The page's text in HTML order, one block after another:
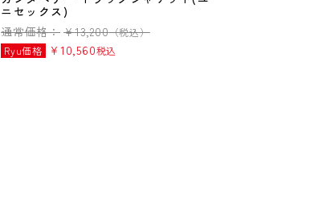
ニセックス)
通常価格： ¥13,200（税込）
Ryu価格
¥ 10,560税込